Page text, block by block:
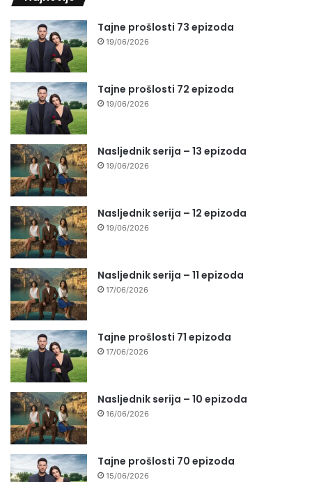
Tajne prošlosti 73 epizoda
19/06/2026
Tajne prošlosti 72 epizoda
19/06/2026
Nasljednik serija – 13 epizoda
19/06/2026
Nasljednik serija – 12 epizoda
19/06/2026
Nasljednik serija – 11 epizoda
17/06/2026
Tajne prošlosti 71 epizoda
17/06/2026
Nasljednik serija – 10 epizoda
16/06/2026
Tajne prošlosti 70 epizoda
15/06/2026